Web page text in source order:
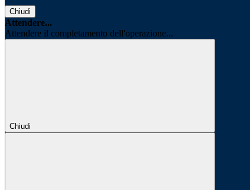
Chiudi
Attendere...
Attendere il completamento dell'operazione...
Chiudi